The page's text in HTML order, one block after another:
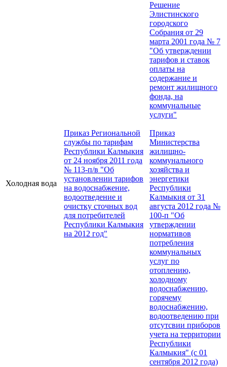
Холодная вода
Приказ Региональной
службы по тарифам
Республики Калмыкия
от 24 ноября 2011 года
№ 113-п/в "Об
установлении тарифов
на водоснабжение,
водоотведение и
очистку сточных вод
для потребителей
Республики Калмыкия
на 2012 год"
Решение
Элистинского
городского
Собрания от 29
марта 2001 года № 7
"Об утверждении
тарифов и ставок
оплаты на
содержание и
ремонт жилищного
фонда, на
коммунальные
услуги"
Приказ
Министерства
жилищно-
коммунального
хозяйства и
энергетики
Республики
Калмыкия от 31
августа 2012 года №
100-п "Об
утверждении
нормативов
потребления
коммунальных
услуг по
отоплению,
холодному
водоснабжению,
горячему
водоснабжению,
водоотведению при
отсутсвии приборов
учета на территории
Республики
Калмыкия" (с 01
сентября 2012 года)